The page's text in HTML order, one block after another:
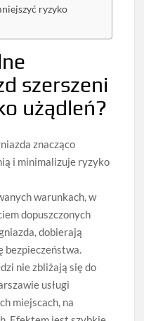
ryzyko
szerszeni
użądleń?
znacząco
i minimalizuje ryzyko
warunkach, w
dopuszczonych
dobierają
nie zbliżają się do
usługi
miejscach, na